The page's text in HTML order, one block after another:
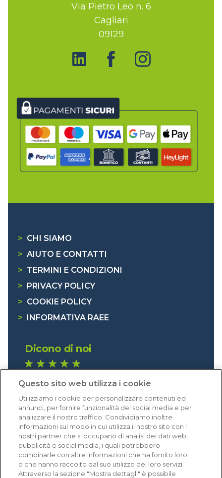
Via Pietro Leo n. 6
Cagliari
09129
> CHI SIAMO
> AIUTO E CONTATTI
> TERMINI E CONDIZIONI
>
PRIVACY POLICY
> COOKIE POLICY
>
INFORMATIVA RAEE
Dicono di noi
Eccellente (4,8)
Acquisti verificati
Questo sito web utilizza i cookie
Utilizziamo i cookie per personalizzare contenuti ed
annunci, per fornire funzionalità dei social media e per
analizzare il nostro traffico. Condividiamo inoltre
informazioni sul modo in cui utilizza il nostro sito con i
nostri partner che si occupano di analisi dei dati web,
pubblicità e social media, i quali potrebbero
combinarle con altre informazioni che ha fornito loro
o che hanno raccolto dal suo utilizzo dei loro servizi.
Attraverso la sezione "Mostra dettagli" è possibile